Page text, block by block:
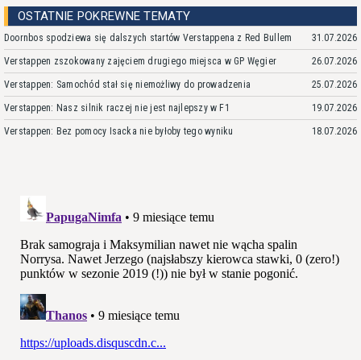
OSTATNIE POKREWNE TEMATY
Doornbos spodziewa się dalszych startów Verstappena z Red Bullem 31.07.2026
Verstappen zszokowany zajęciem drugiego miejsca w GP Węgier 26.07.2026
Verstappen: Samochód stał się niemożliwy do prowadzenia 25.07.2026
Verstappen: Nasz silnik raczej nie jest najlepszy w F1 19.07.2026
Verstappen: Bez pomocy Isacka nie byłoby tego wyniku 18.07.2026